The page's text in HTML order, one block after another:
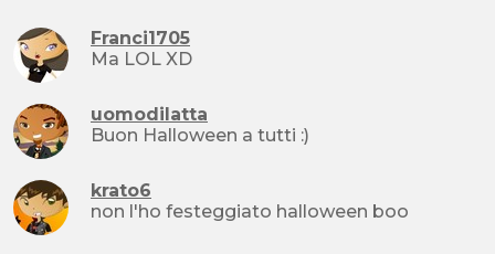
Franci1705
Ma LOL XD
uomodilatta
Buon Halloween a tutti :)
krato6
non l'ho festeggiato halloween boo